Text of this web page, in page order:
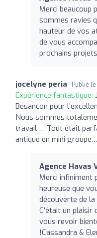
Merci beaucoup
sommes ravies
hauteur de vos
de vous
prochains
jocelyne peria Publié le
Expérience fantastique:
Besançon pour
Nous sommes
travail … Tout était
antique en mini groupe…
Agence Havas
Merci infiniment
heureuse que
découverte de la
C’était un plaisir
vous revoir
!Cassandra &